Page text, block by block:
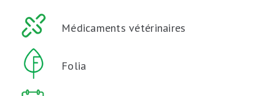
Médicaments vétérinaires
Folia